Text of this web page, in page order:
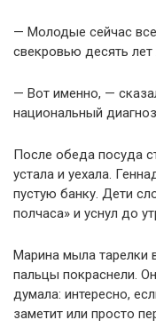
— Молодые сейчас
свекровью десять лет
— Вот именно, —
национальный
После обеда посуда
устала и уехала.
пустую банку. Дети
полчаса» и уснул до
Марина мыла тарелки
пальцы покраснели.
думала: интересно,
заметит или просто